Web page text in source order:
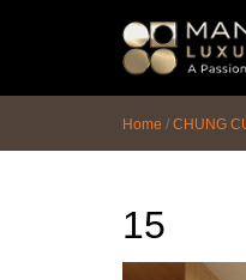
Home / CHUNG
15